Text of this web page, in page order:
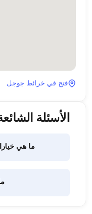
فتح في خرائط جوجل
الأسئلة
ما هي